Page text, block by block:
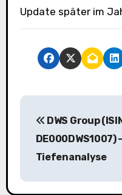
Update später im
t
DWS Group
DE000DWS1007) –
Tiefenanalyse